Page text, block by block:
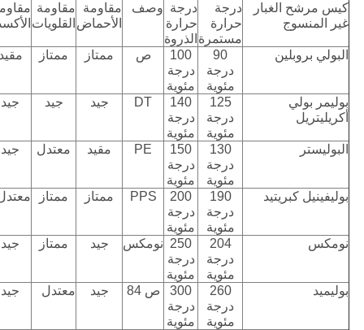
كيس مرشح الغبار
غير المنسوج
درجة
حرارة
مستمرة
درجة
حرارة
الذروة
وصف
مقاومة
الأحماض
مقاومة
القلويات
البولي بروبلين
90
درجة
مئوية
100
درجة
مئوية
ص ممتاز ممتاز
بوليمر بولي
أكريليتريل
125
درجة
مئوية
140
درجة
مئوية
DT جيد جيد جيد
البوليستر
130
درجة
مئوية
150
درجة
مئوية
PE مقيد معتدل جيد
بوليفينيل كبريتيد
190
درجة
مئوية
200
درجة
مئوية
PPS ممتاز ممتاز
نومكس
204
درجة
مئوية
250
درجة
مئوية
نومكس جيد ممتاز جيد
بوليميد
260
درجة
مئوية
300
درجة
مئوية
ص 84 جيد معتدل جيد